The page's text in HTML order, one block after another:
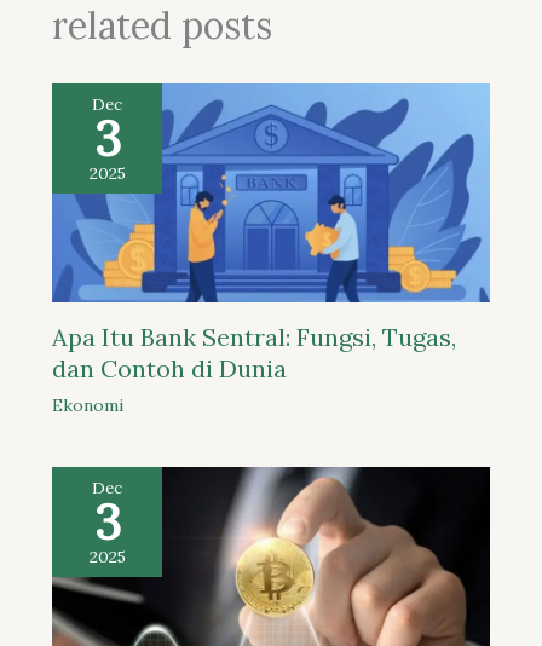
related posts
Dec
3
2025
Apa Itu Bank Sentral: Fungsi, Tugas,
dan Contoh di Dunia
Ekonomi
Dec
3
2025